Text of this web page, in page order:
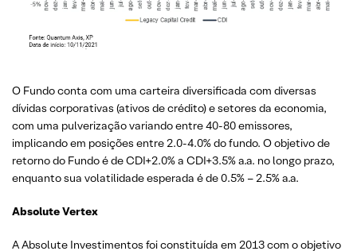
O Fundo conta com uma carteira diversificada com diversas
dívidas corporativas (ativos de crédito) e setores da economia,
com uma pulverização variando entre 40-80 emissores,
implicando em posições entre 2.0-4.0% do fundo. O objetivo de
retorno do Fundo é de CDI+2.0% a CDI+3.5% a.a. no longo prazo,
enquanto sua volatilidade esperada é de 0.5% – 2.5% a.a.
Absolute Vertex
A Absolute Investimentos foi constituída em 2013 com o objetivo